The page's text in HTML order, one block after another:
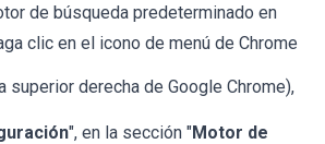
de búsqueda predeterminado en
clic en el icono de menú de Chrome
superior derecha de Google Chrome),
", en la sección "Motor de